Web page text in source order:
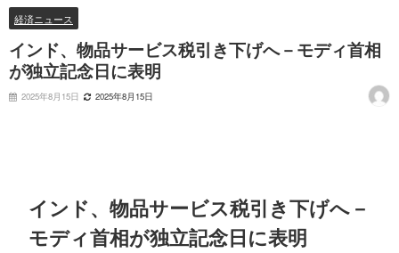
経済ニュース
インド、物品サービス税引き下げへ－モディ首相
が独立記念日に表明
2025年8月15日 2025年8月15日
インド、物品サービス税引き下げへ－
モディ首相が独立記念日に表明